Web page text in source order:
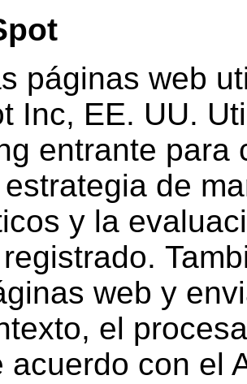
páginas web
Inc, EE. UU.
entrante para
de
y la
web y
el
acuerdo con el